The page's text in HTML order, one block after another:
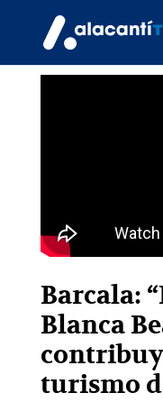
Barcala:
Blanca
turismo